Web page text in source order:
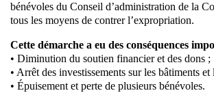
bénévoles du Conseil d’administration de la
tous les moyens de contrer l’expropriation.
Cette démarche a eu des conséquences
• Diminution du soutien financier et des dons ;
• Arrêt des investissements sur les bâtiments
• Épuisement et perte de plusieurs bénévoles.